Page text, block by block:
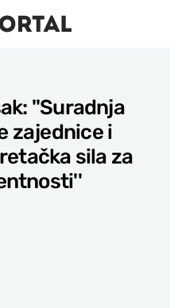
''Suradnja
zajednice i
sila za